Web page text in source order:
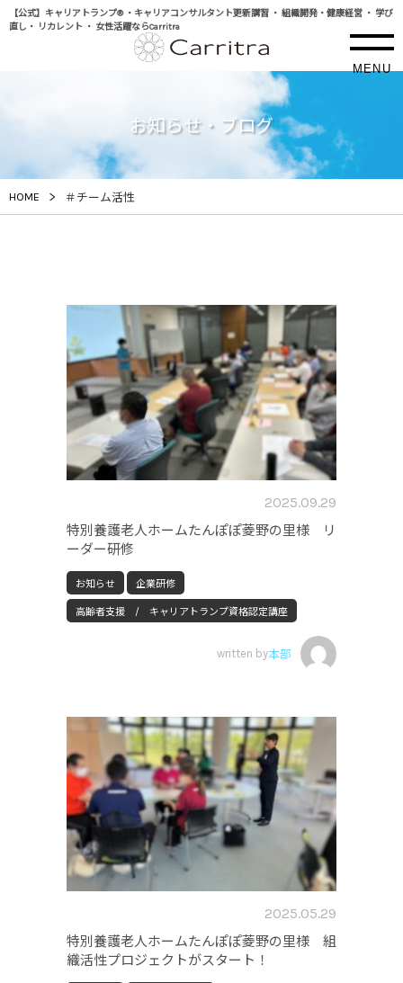
【公式】キャリアトランプ® ・キャリアコンサルタント更新講習 ・ 組織開発・健康経営 ・ 学び
直し・ リカレント ・ 女性活躍ならCarritra
MENU
お知らせ・ブログ
HOME > ＃チーム活性
2025.09.29
特別養護老人ホームたんぽぽ菱野の里様 リ
ーダー研修
お知らせ 企業研修
高齢者支援 / キャリアトランプ資格認定講座
written by本部
2025.05.29
特別養護老人ホームたんぽぽ菱野の里様 組
織活性プロジェクトがスタート！